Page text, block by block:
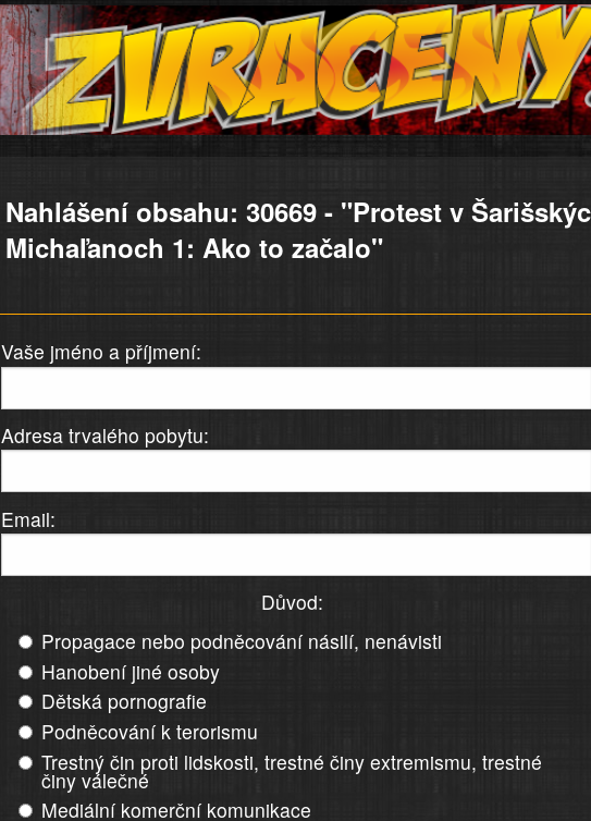
Nahlášení obsahu: 30669 - "Protest v
Michaľanoch 1: Ako to začalo"
Vaše jméno a příjmení:
Adresa trvalého pobytu:
Email:
Důvod:
Propagace nebo podněcování násilí, nenávisti
Hanobení jiné osoby
Dětská pornografie
Podněcování k terorismu
Trestný čin proti lidskosti, trestné činy extremismu, trestné
činy válečné
Mediální komerční komunikace